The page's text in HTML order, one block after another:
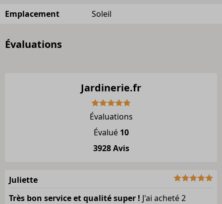
Emplacement
Soleil
Évaluations
Jardinerie.fr
Évaluations
Évalué 10
3928 Avis
Juliette
Très bon service et qualité super ! J'ai acheté 2